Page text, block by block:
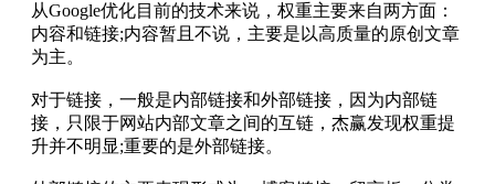
从Google优化目前的技术来说，权重主要来自两方面：
内容和链接;内容暂且不说，主要是以高质量的原创文章
为主。
对于链接，一般是内部链接和外部链接，因为内部链
接，只限于网站内部文章之间的互链，杰赢发现权重提
升并不明显;重要的是外部链接。